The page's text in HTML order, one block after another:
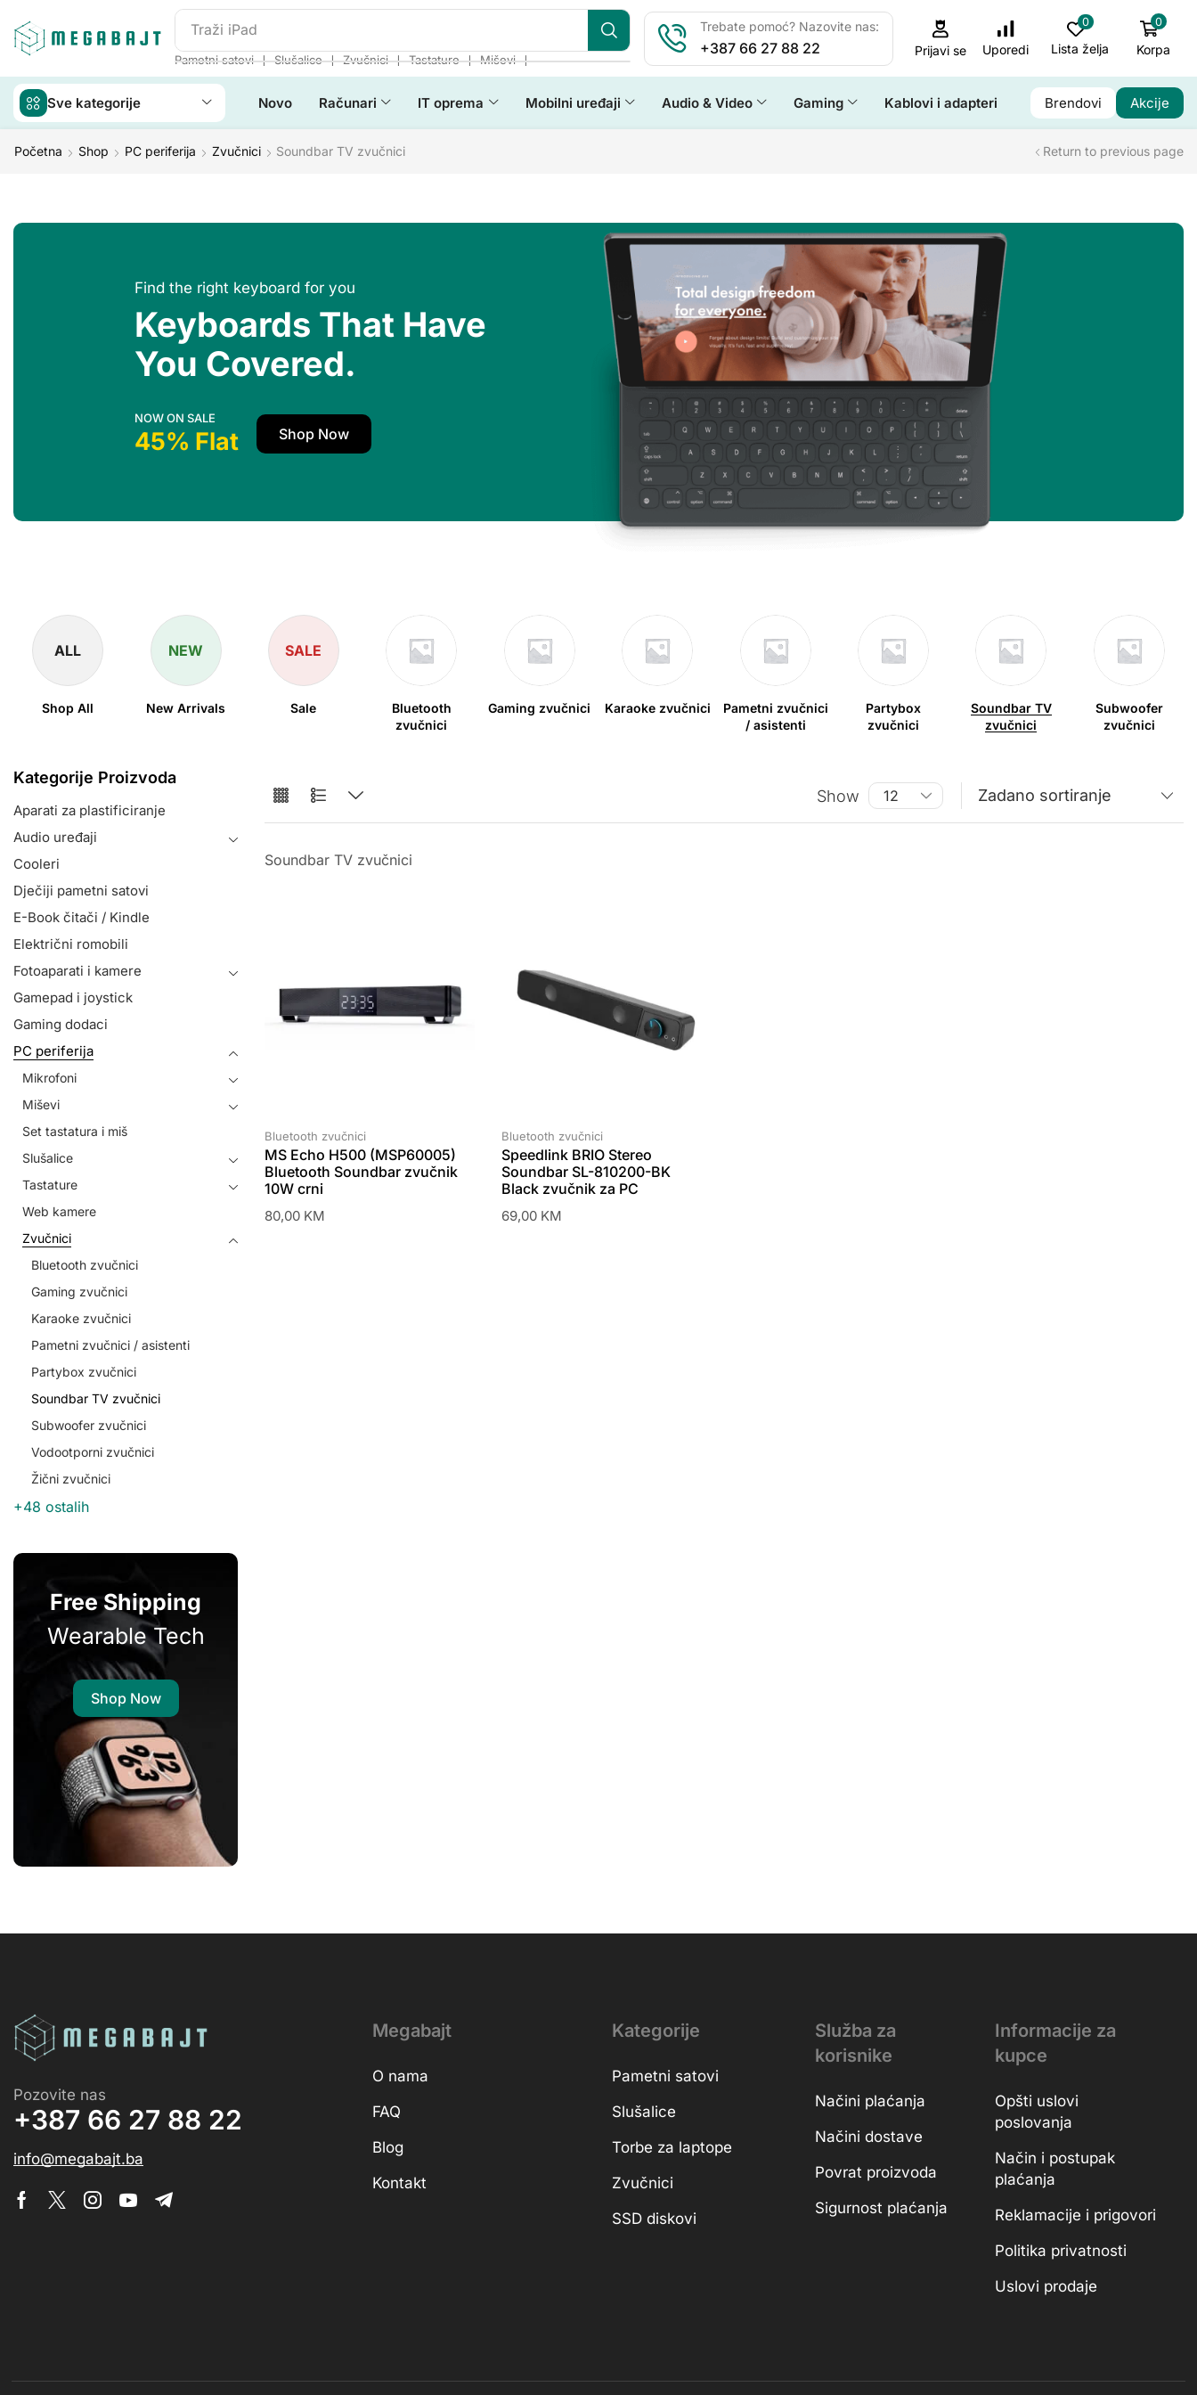
Traži iPad
Pametni satovi ❘ Slušalice ❘ Zvučnici ❘ Tastature ❘ Miševi ❘
Trebate pomoć? Nazovite nas:
+387 66 27 88 22 Prijavi se Uporedi
0
Lista želja
0
Korpa
Sve kategorije Novo Računari IT oprema Mobilni uređaji Audio & Video Gaming Kablovi i adapteri Brendovi Akcije
Početna Shop PC periferija Zvučnici Soundbar TV zvučnici Return to previous page
Find the right keyboard for you
Keyboards That Have
You Covered.
NOW ON SALE
45% Flat Shop Now
ALL
Shop All
NEW
New Arrivals
SALE
Sale
Bluetooth
zvučnici
Gaming zvučnici Karaoke zvučnici
Pametni zvučnici
/ asistenti
Partybox
zvučnici
Soundbar TV
zvučnici
Subwoofer
zvučnici
Kategorije Proizvoda
Aparati za plastificiranje
Audio uređaji
Cooleri
Dječiji pametni satovi
E-Book čitači / Kindle
Električni romobili
Fotoaparati i kamere
Gamepad i joystick
Gaming dodaci
PC periferija
Mikrofoni
Miševi
Set tastatura i miš
Slušalice
Tastature
Web kamere
Zvučnici
Bluetooth zvučnici
Gaming zvučnici
Karaoke zvučnici
Pametni zvučnici / asistenti
Partybox zvučnici
Soundbar TV zvučnici
Subwoofer zvučnici
Vodootporni zvučnici
Žični zvučnici
+48 ostalih
Free Shipping
Wearable Tech
Shop Now
Show
Soundbar TV zvučnici
Bluetooth zvučnici
MS Echo H500 (MSP60005)
Bluetooth Soundbar zvučnik
10W crni
80,00 KM
Bluetooth zvučnici
Speedlink BRIO Stereo
Soundbar SL-810200-BK
Black zvučnik za PC
69,00 KM
Pozovite nas
+387 66 27 88 22
info@megabajt.ba
Megabajt
O nama
FAQ
Blog
Kontakt
Kategorije
Pametni satovi
Slušalice
Torbe za laptope
Zvučnici
SSD diskovi
Služba za
korisnike
Načini plaćanja
Načini dostave
Povrat proizvoda
Sigurnost plaćanja
Informacije za
kupce
Opšti uslovi
poslovanja
Način i postupak
plaćanja
Reklamacije i prigovori
Politika privatnosti
Uslovi prodaje